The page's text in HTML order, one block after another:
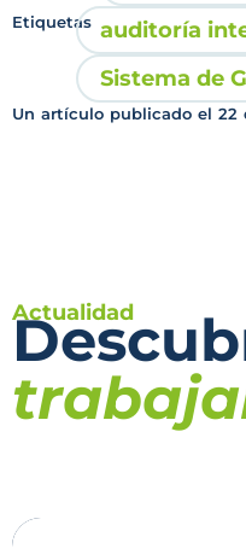
Etiquetas auditoría
Sistema de
Un artículo publicado el 22
Actualidad